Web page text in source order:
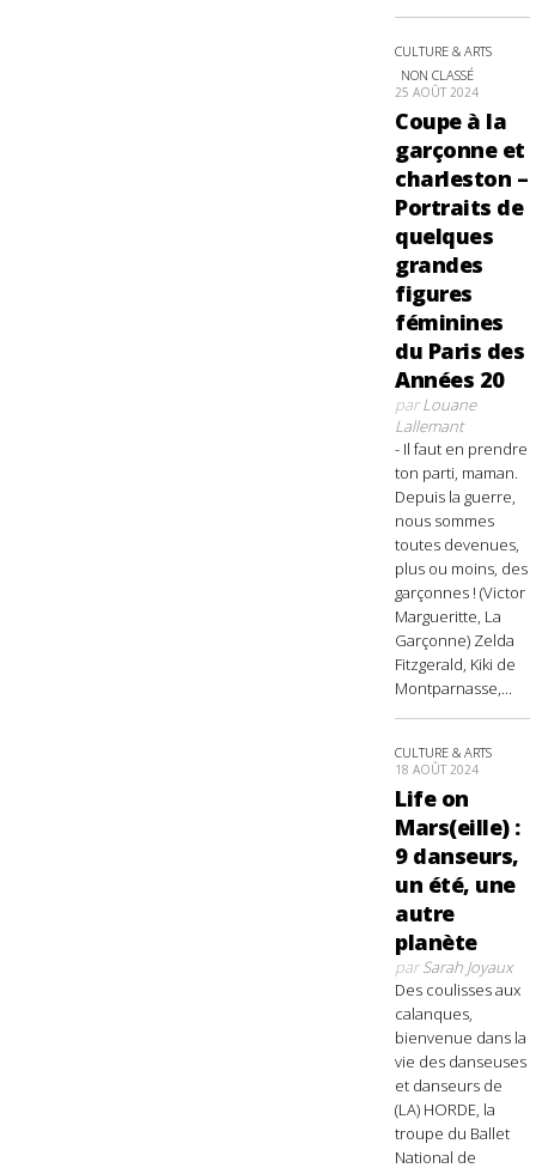
CULTURE & ARTS
NON CLASSÉ
25 AOÛT 2024
Coupe à la
garçonne et
charleston –
Portraits de
quelques
grandes
figures
féminines
du Paris des
Années 20
parLouane
Lallemant
- Il faut en prendre
ton parti, maman.
Depuis la guerre,
nous sommes
toutes devenues,
plus ou moins, des
garçonnes ! (Victor
Margueritte, La
Garçonne) Zelda
Fitzgerald, Kiki de
Montparnasse,...
CULTURE & ARTS
18 AOÛT 2024
Life on
Mars(eille) :
9 danseurs,
un été, une
autre
planète
parSarah Joyaux
Des coulisses aux
calanques,
bienvenue dans la
vie des danseuses
et danseurs de
(LA) HORDE, la
troupe du Ballet
National de